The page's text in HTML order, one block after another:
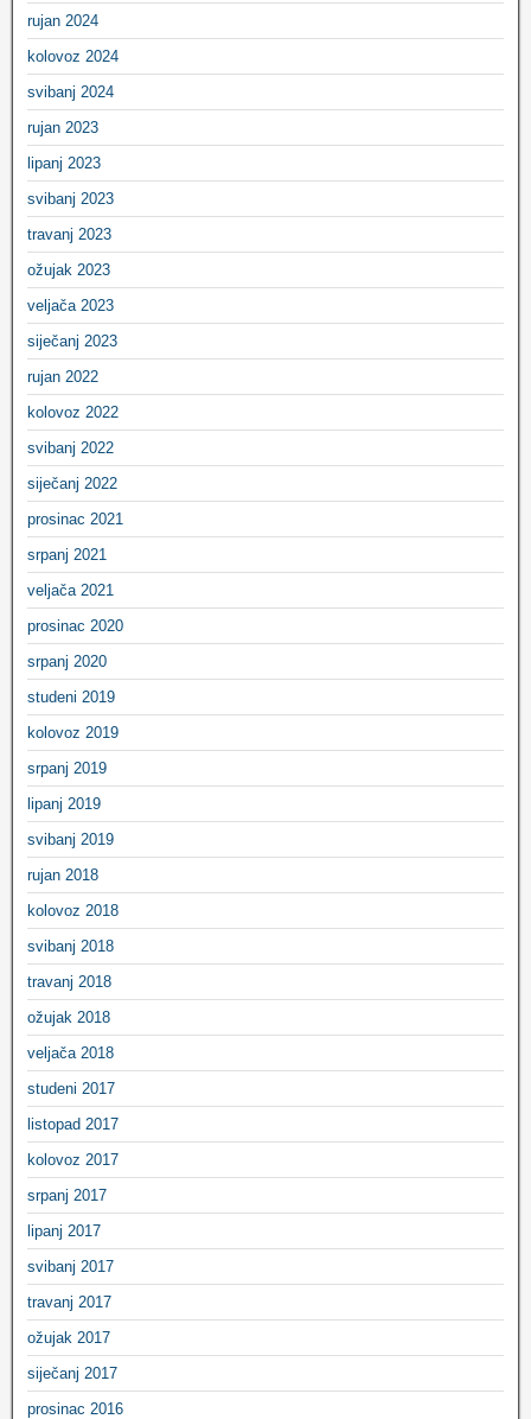
rujan 2024
kolovoz 2024
svibanj 2024
rujan 2023
lipanj 2023
svibanj 2023
travanj 2023
ožujak 2023
veljača 2023
siječanj 2023
rujan 2022
kolovoz 2022
svibanj 2022
siječanj 2022
prosinac 2021
srpanj 2021
veljača 2021
prosinac 2020
srpanj 2020
studeni 2019
kolovoz 2019
srpanj 2019
lipanj 2019
svibanj 2019
rujan 2018
kolovoz 2018
svibanj 2018
travanj 2018
ožujak 2018
veljača 2018
studeni 2017
listopad 2017
kolovoz 2017
srpanj 2017
lipanj 2017
svibanj 2017
travanj 2017
ožujak 2017
siječanj 2017
prosinac 2016